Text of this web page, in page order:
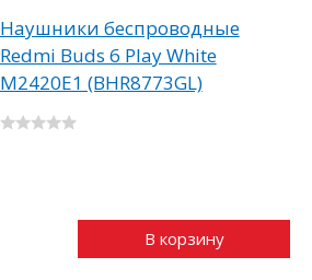
Наушники беспроводные
Redmi Buds 6 Play White
M2420E1 (BHR8773GL)
В корзину